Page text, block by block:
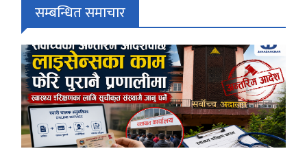
सम्बन्धित समाचार